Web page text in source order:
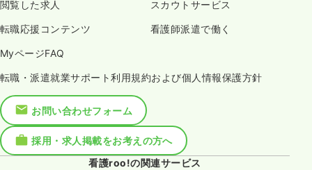
閲覧した求人 スカウトサービス
転職応援コンテンツ 看護師派遣で働く
MyページFAQ
転職・派遣就業サポート利用規約および個人情報保護方針
お問い合わせフォーム
採用・求人掲載をお考えの方へ
看護roo!の関連サービス